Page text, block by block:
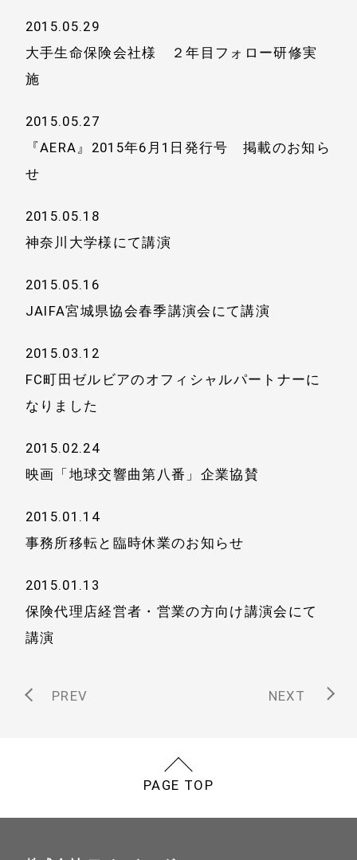
2015.05.29
大手生命保険会社様 ２年目フォロー研修実
施
2015.05.27
『AERA』2015年6月1日発行号 掲載のお知ら
せ
2015.05.18
神奈川大学様にて講演
2015.05.16
JAIFA宮城県協会春季講演会にて講演
2015.03.12
FC町田ゼルビアのオフィシャルパートナーに
なりました
2015.02.24
映画「地球交響曲第八番」企業協賛
2015.01.14
事務所移転と臨時休業のお知らせ
2015.01.13
保険代理店経営者・営業の方向け講演会にて
講演
PREV NEXT
PAGE TOP